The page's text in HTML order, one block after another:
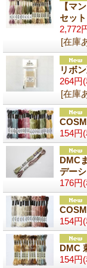
【マ
セット
2,772
[在庫
リボ
264円
[在庫
154円
DMC
デーシ
176円
154円
DMC
154円